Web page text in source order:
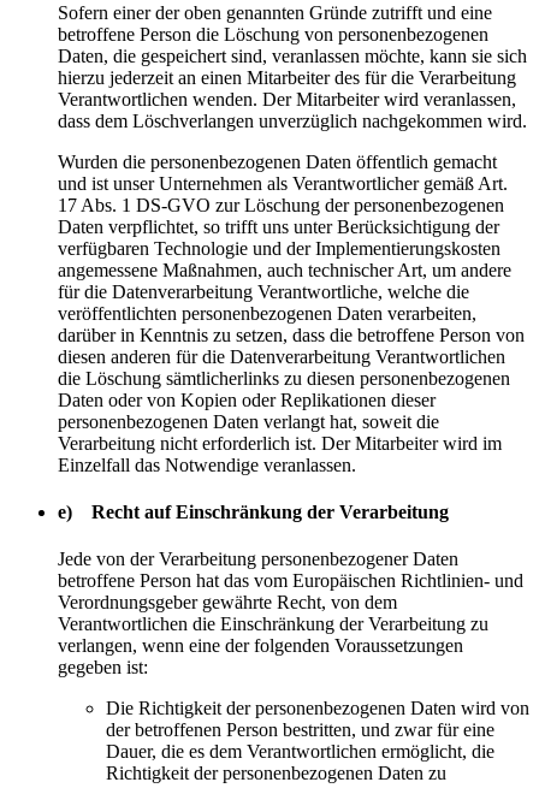
Sofern einer der oben genannten Gründe zutrifft und eine
betroffene Person die Löschung von personenbezogenen
Daten, die gespeichert sind, veranlassen möchte, kann sie sich
hierzu jederzeit an einen Mitarbeiter des für die Verarbeitung
Verantwortlichen wenden. Der Mitarbeiter wird veranlassen,
dass dem Löschverlangen unverzüglich nachgekommen wird.
Wurden die personenbezogenen Daten öffentlich gemacht
und ist unser Unternehmen als Verantwortlicher gemäß Art.
17 Abs. 1 DS-GVO zur Löschung der personenbezogenen
Daten verpflichtet, so trifft uns unter Berücksichtigung der
verfügbaren Technologie und der Implementierungskosten
angemessene Maßnahmen, auch technischer Art, um andere
für die Datenverarbeitung Verantwortliche, welche die
veröffentlichten personenbezogenen Daten verarbeiten,
darüber in Kenntnis zu setzen, dass die betroffene Person von
diesen anderen für die Datenverarbeitung Verantwortlichen
die Löschung sämtlicherlinks zu diesen personenbezogenen
Daten oder von Kopien oder Replikationen dieser
personenbezogenen Daten verlangt hat, soweit die
Verarbeitung nicht erforderlich ist. Der Mitarbeiter wird im
Einzelfall das Notwendige veranlassen.
e) Recht auf Einschränkung der Verarbeitung
Jede von der Verarbeitung personenbezogener Daten
betroffene Person hat das vom Europäischen Richtlinien- und
Verordnungsgeber gewährte Recht, von dem
Verantwortlichen die Einschränkung der Verarbeitung zu
verlangen, wenn eine der folgenden Voraussetzungen
gegeben ist:
Die Richtigkeit der personenbezogenen Daten wird von
der betroffenen Person bestritten, und zwar für eine
Dauer, die es dem Verantwortlichen ermöglicht, die
Richtigkeit der personenbezogenen Daten zu